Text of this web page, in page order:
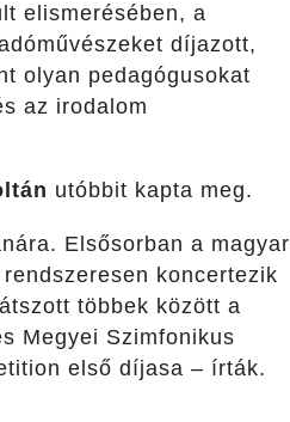
elismerésében, a
díjazott,
olyan pedagógusokat
az irodalom
utóbbit kapta meg.
Elsősorban a magyar
koncertezik
többek között a
Megyei Szimfonikus
első díjasa – írták.